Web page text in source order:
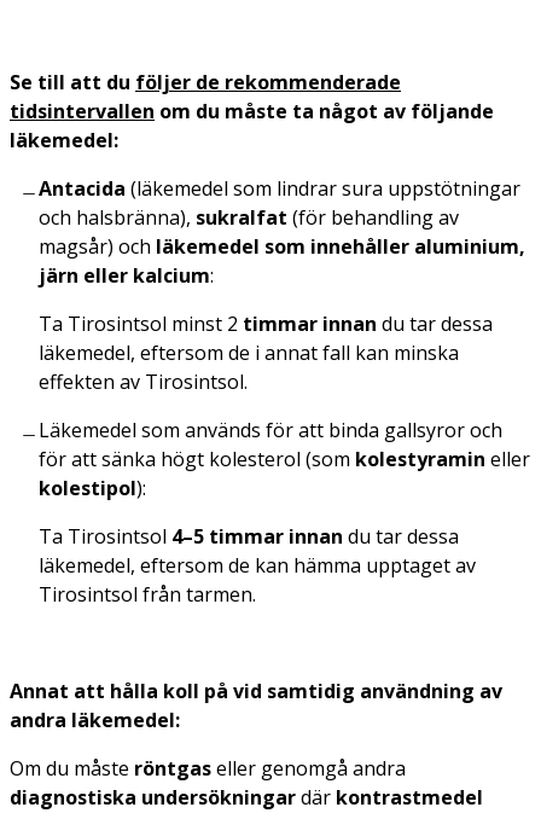
Se till att du följer de rekommenderade
tidsintervallen om du måste ta något av följande
läkemedel:
Antacida (läkemedel som lindrar sura uppstötningar
och halsbränna), sukralfat (för behandling av
magsår) och läkemedel som innehåller aluminium,
järn eller kalcium:
Ta Tirosintsol minst 2 timmar innan du tar dessa
läkemedel, eftersom de i annat fall kan minska
effekten av Tirosintsol.
Läkemedel som används för att binda gallsyror och
för att sänka högt kolesterol (som kolestyramin eller
kolestipol):
Ta Tirosintsol 4–5 timmar innan du tar dessa
läkemedel, eftersom de kan hämma upptaget av
Tirosintsol från tarmen.
Annat att hålla koll på vid samtidig användning av
andra läkemedel:
Om du måste röntgaseller genomgå andra
diagnostiska undersökningardär kontrastmedel